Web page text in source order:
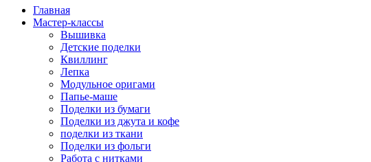
Главная
Мастер-классы
Вышивка
Детские поделки
Квиллинг
Лепка
Модульное оригами
Папье-маше
Поделки из бумаги
Поделки из джута и кофе
поделки из ткани
Поделки из фольги
Работа с нитками